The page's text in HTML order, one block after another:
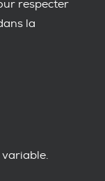
respecter
la